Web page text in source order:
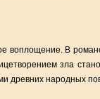
воплощение. В
зла
древних народных